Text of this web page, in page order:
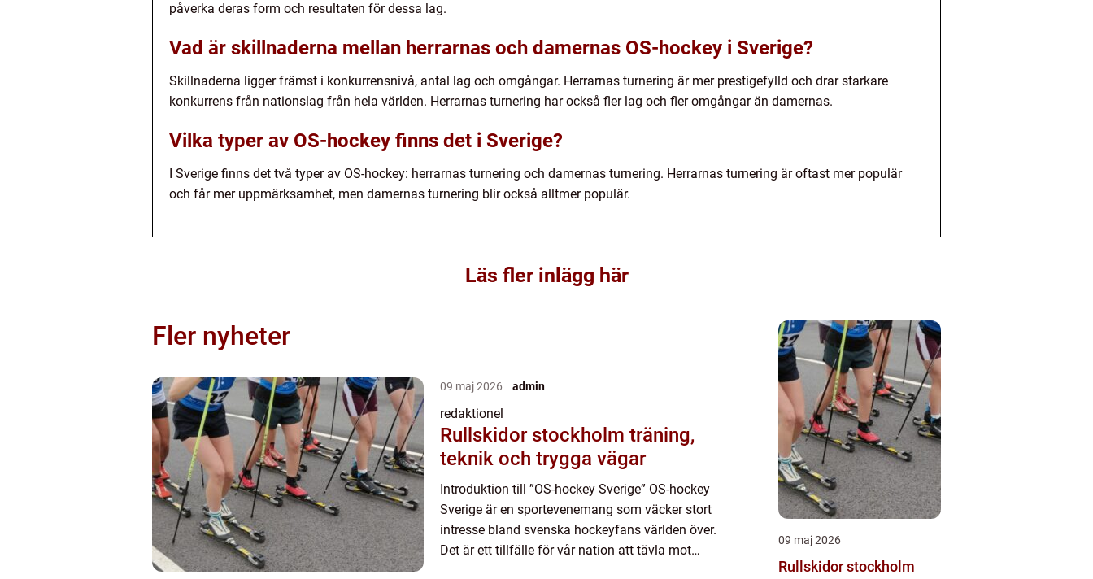
påverka deras form och resultaten för dessa lag.
Vad är skillnaderna mellan herrarnas och damernas OS-hockey i Sverige?
Skillnaderna ligger främst i konkurrensnivå, antal lag och omgångar. Herrarnas turnering är mer prestigefylld och drar starkare
konkurrens från nationslag från hela världen. Herrarnas turnering har också fler lag och fler omgångar än damernas.
Vilka typer av OS-hockey finns det i Sverige?
I Sverige finns det två typer av OS-hockey: herrarnas turnering och damernas turnering. Herrarnas turnering är oftast mer populär
och får mer uppmärksamhet, men damernas turnering blir också alltmer populär.
Läs fler inlägg här
Fler nyheter
09 maj 2026 admin
redaktionel
Rullskidor stockholm träning,
teknik och trygga vägar
Introduktion till ”OS-hockey Sverige” OS-hockey
Sverige är en sportevenemang som väcker stort
intresse bland svenska hockeyfans världen över.
Det är ett tillfälle för vår nation att tävla mot
09 maj 2026
Rullskidor stockholm